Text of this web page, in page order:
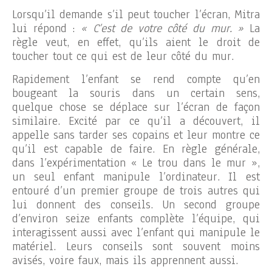
Lorsqu’il demande s’il peut toucher l’écran, Mitra
lui répond : « C’est de votre côté du mur. » La
règle veut, en effet, qu’ils aient le droit de
toucher tout ce qui est de leur côté du mur.
Rapidement l’enfant se rend compte qu’en
bougeant la souris dans un certain sens,
quelque chose se déplace sur l’écran de façon
similaire. Excité par ce qu’il a découvert, il
appelle sans tarder ses copains et leur montre ce
qu’il est capable de faire. En règle générale,
dans l’expérimentation « Le trou dans le mur »,
un seul enfant manipule l’ordinateur. Il est
entouré d’un premier groupe de trois autres qui
lui donnent des conseils. Un second groupe
d’environ seize enfants complète l’équipe, qui
interagissent aussi avec l’enfant qui manipule le
matériel. Leurs conseils sont souvent moins
avisés, voire faux, mais ils apprennent aussi.